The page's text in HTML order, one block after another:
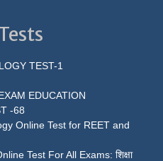
TEST-1
EDUCATION
-68
Online Test for REET and
Test For All Exams: शिक्षा